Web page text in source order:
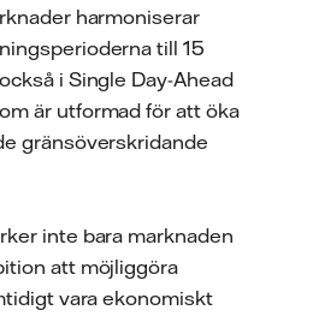
harmoniserar
till 15
i Single Day-Ahead
är utformad för att öka
gränsöverskridande
inte bara marknaden
att möjliggöra
vara ekonomiskt